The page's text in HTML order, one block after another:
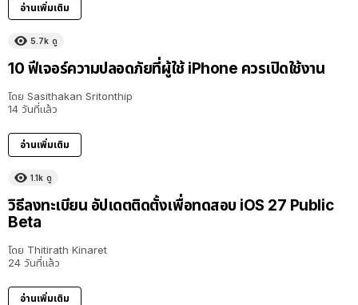
อ่านเพิ่มเติม
5.7k ดู
10 ฟีเจอร์ความปลอดภัยที่ผู้ใช้ iPhone ควรเปิดใช้งาน
โดย Sasithakan Sritonthip
14 วันที่แล้ว
อ่านเพิ่มเติม
1.1k ดู
วิธีลงทะเบียน อัปเดตติดตั้งเพื่อทดสอบ iOS 27 Public
Beta
โดย Thitirath Kinaret
24 วันที่แล้ว
อ่านเพิ่มเติม